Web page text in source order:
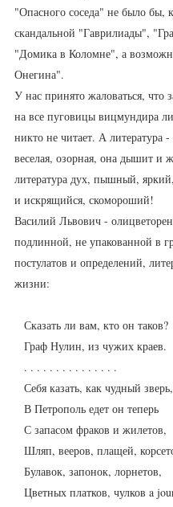
"Опасного соседа" не было бы,
скандальной "Гаврилиады",
"Домика в Коломне", а
Онегина".
У нас принято жаловаться, что
на все пуговицы вицмундира
никто не читает. А литература
веселая, озорная, она дышит и
литература дух, пышный,
и искрящийся, скомороший!
Василий Львович -
подлинной, не упакованной в
постулатов и определений,
жизни:
   Сказать ли вам, кто он таков?
   Граф Нулин, из чужих краев.
   . . . . . . . . . . . . . . .
   Себя казать, как чудный зверь,
   В Петрополь едет он теперь
   С запасом фраков и жилетов,
Шляп, вееров, плащей,
   Булавок, запонок, лорнетов,
Цветных платков, чулков a